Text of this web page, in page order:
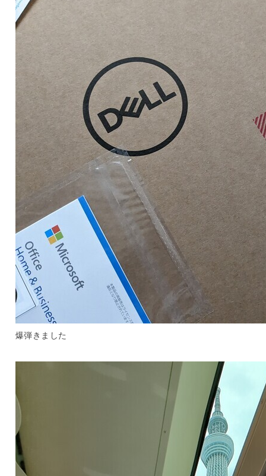
爆弾きました